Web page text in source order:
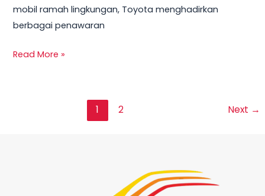
mobil ramah lingkungan, Toyota menghadirkan
berbagai penawaran
Read More »
1 2 Next →